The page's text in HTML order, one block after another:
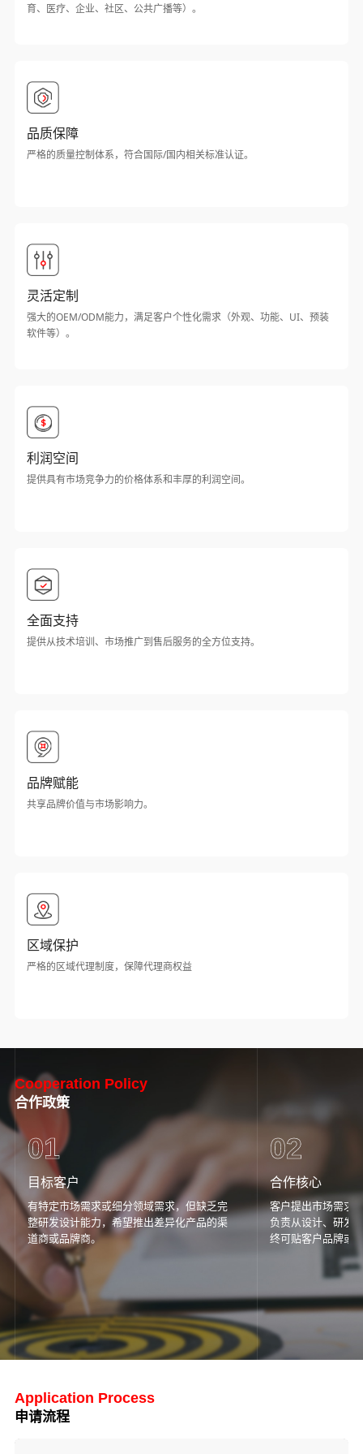
育、医疗、企业、社区、公共广播等）。
品质保障
严格的质量控制体系，符合国际/国内相关标准认证。
灵活定制
强大的OEM/ODM能力，满足客户个性化需求（外观、功能、UI、预装
软件等）。
利润空间
提供具有市场竞争力的价格体系和丰厚的利润空间。
全面支持
提供从技术培训、市场推广到售后服务的全方位支持。
品牌赋能
共享品牌价值与市场影响力。
区域保护
严格的区域代理制度，保障代理商权益
Cooperation Policy
合作政策
01
目标客户
有特定市场需求或细分领域需求，但缺乏完
整研发设计能力，希望推出差异化产品的渠
道商或品牌商。
02
合作核心
客户提出市场需求
负责从设计、研发
终可贴客户品牌或
Application Process
申请流程